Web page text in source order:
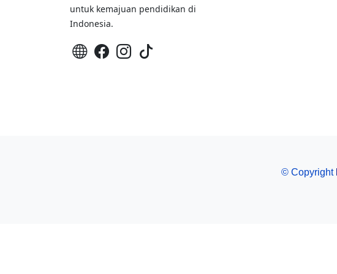
untuk kemajuan pendidikan di
Indonesia.
© Copyright